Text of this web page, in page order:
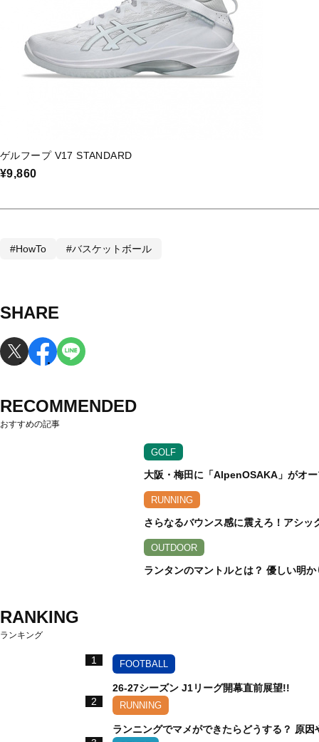
ゲルフープ V17 STANDARD
¥9,860
#HowTo #バスケットボール
SHARE
RECOMMENDED
おすすめの記事
GOLF
大阪・梅田に「AlpenOSAKA」がオ
RUNNING
さらなるバウンス感に震えろ！アシ
OUTDOOR
ランタンのマントルとは？ 優しい明
RANKING
ランキング
1 FOOTBALL
26-27シーズン J1リーグ開幕直前展望!!
2
RUNNING
ランニングでマメができたらどうする？ 原